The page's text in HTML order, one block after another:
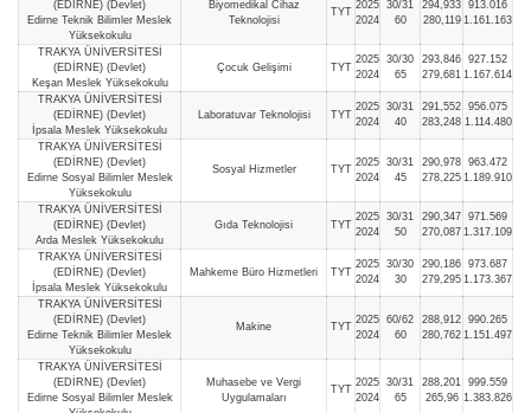
(EDİRNE) (Devlet)
Edirne Teknik Bilimler Meslek
Yüksekokulu
Biyomedikal Cihaz
Teknolojisi
TYT
2025
2024
30/31
60
294,933
280,119
913.016
1.161.163
TRAKYA ÜNİVERSİTESİ
(EDİRNE) (Devlet)
Keşan Meslek Yüksekokulu
Çocuk Gelişimi TYT
2025
2024
30/30
65
293,846
279,681
927.152
1.167.614
TRAKYA ÜNİVERSİTESİ
(EDİRNE) (Devlet)
İpsala Meslek Yüksekokulu
Laboratuvar Teknolojisi TYT
2025
2024
30/31
40
291,552
283,248
956.075
1.114.480
TRAKYA ÜNİVERSİTESİ
(EDİRNE) (Devlet)
Edirne Sosyal Bilimler Meslek
Yüksekokulu
Sosyal Hizmetler TYT
2025
2024
30/31
45
290,978
278,225
963.472
1.189.910
TRAKYA ÜNİVERSİTESİ
(EDİRNE) (Devlet)
Arda Meslek Yüksekokulu
Gıda Teknolojisi TYT
2025
2024
30/31
50
290,347
270,087
971.569
1.317.109
TRAKYA ÜNİVERSİTESİ
(EDİRNE) (Devlet)
İpsala Meslek Yüksekokulu
Mahkeme Büro Hizmetleri TYT
2025
2024
30/30
30
290,186
279,295
973.687
1.173.367
TRAKYA ÜNİVERSİTESİ
(EDİRNE) (Devlet)
Edirne Teknik Bilimler Meslek
Yüksekokulu
Makine TYT
2025
2024
60/62
60
288,912
280,762
990.265
1.151.497
TRAKYA ÜNİVERSİTESİ
(EDİRNE) (Devlet)
Edirne Sosyal Bilimler Meslek
Muhasebe ve Vergi
Uygulamaları
TYT
2025
2024
30/31
65
288,201
265,96
999.559
1.383.826